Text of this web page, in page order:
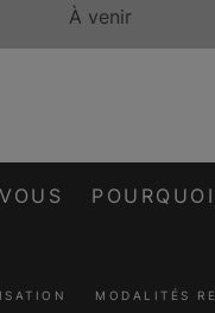
À venir
MODALITÉS